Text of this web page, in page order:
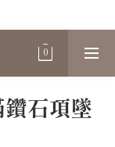
石項墜